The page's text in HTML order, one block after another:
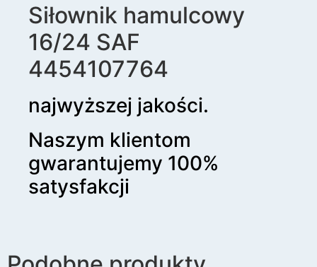
Siłownik hamulcowy
16/24 SAF
4454107764
najwyższej jakości.
Naszym klientom
gwarantujemy 100%
satysfakcji